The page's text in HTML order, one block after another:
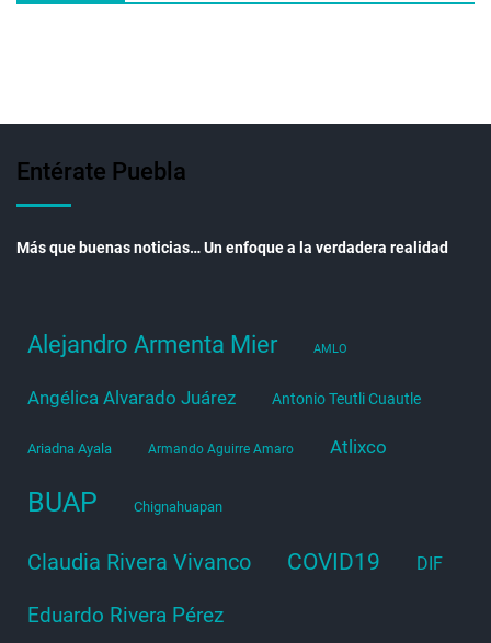
Entérate Puebla
Más que buenas noticias… Un enfoque a la verdadera realidad
Alejandro Armenta Mier AMLO
Angélica Alvarado Juárez Antonio Teutli Cuautle
Ariadna Ayala Armando Aguirre Amaro Atlixco
BUAP Chignahuapan
Claudia Rivera Vivanco COVID19 DIF
Eduardo Rivera Pérez